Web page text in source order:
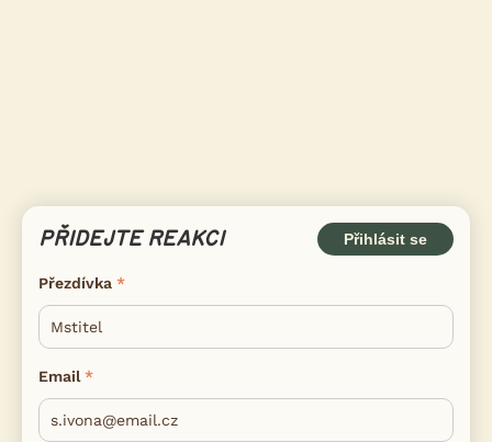
PŘIDEJTE REAKCI Přihlásit se
Přezdívka
Email